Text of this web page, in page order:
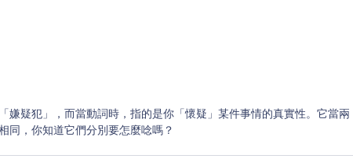
嫌疑犯」，而當動詞時，指的是你「懷疑」某件事情的真實性。它當兩
同，你知道它們分別要怎麼唸嗎？